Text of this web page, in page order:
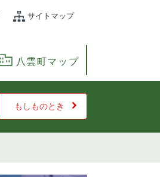
サイトマップ
八雲町マップ
もしものとき